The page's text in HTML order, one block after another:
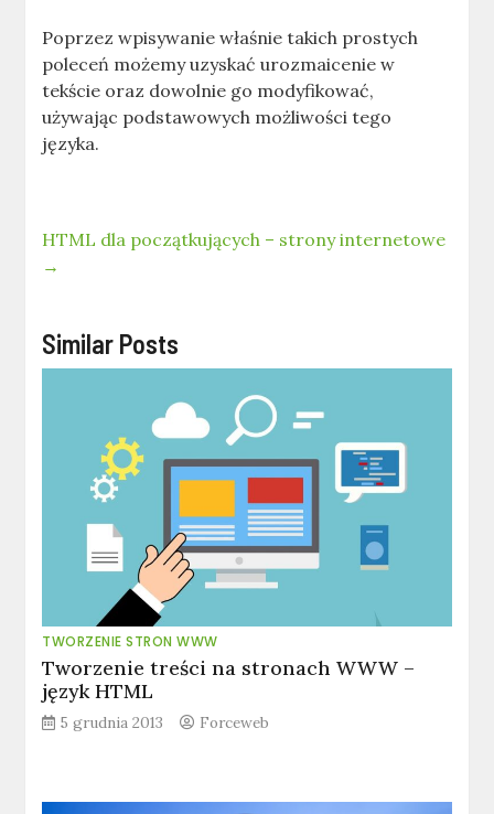
Poprzez wpisywanie właśnie takich prostych
poleceń możemy uzyskać urozmaicenie w
tekście oraz dowolnie go modyfikować,
używając podstawowych możliwości tego
języka.
HTML dla początkujących – strony internetowe
→
Similar Posts
TWORZENIE STRON WWW
Tworzenie treści na stronach WWW –
język HTML
5 grudnia 2013 Forceweb